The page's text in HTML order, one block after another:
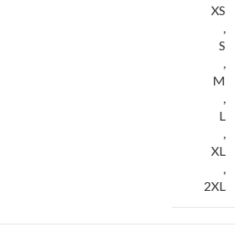
XS
S
M
L
XL
2XL